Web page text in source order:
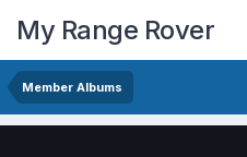
My Range Rover
Member Albums